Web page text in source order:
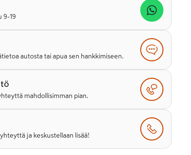
9-19
autosta tai apua sen hankkimiseen.
mahdollisimman pian.
ja keskustellaan lisää!